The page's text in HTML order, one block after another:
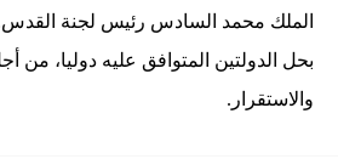
الملك محمد السادس رئيس لجنة
بحل الدولتين المتوافق عليه دوليا،
والاستقرار.